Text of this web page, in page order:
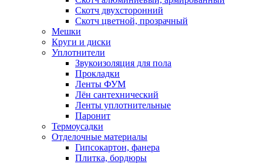
Скотч двухсторонний
Скотч цветной, прозрачный
Мешки
Круги и диски
Уплотнители
Звукоизоляция для пола
Прокладки
Ленты ФУМ
Лён сантехнический
Ленты уплотнительные
Паронит
Термоусадки
Отделочные материалы
Гипсокартон, фанера
Плитка, бордюры